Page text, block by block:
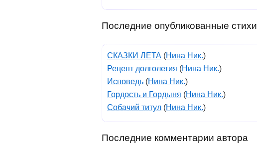
Последние опубликованные стихи
СКАЗКИ ЛЕТА (Нина Ник.)
Рецепт долголетия (Нина Ник.)
Исповедь (Нина Ник.)
Гордость и Гордыня (Нина Ник.)
Собачий титул (Нина Ник.)
Последние комментарии автора